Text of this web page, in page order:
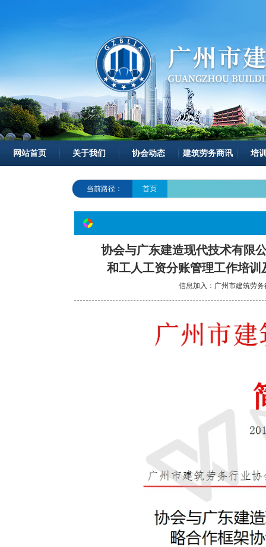
网站首页 关于我们 协会动态 建筑劳务商讯 培
当前路径： 首页
协会与广东建造现代技术有限
和工人工资分账管理工作培
信息加入：广州市建筑劳务